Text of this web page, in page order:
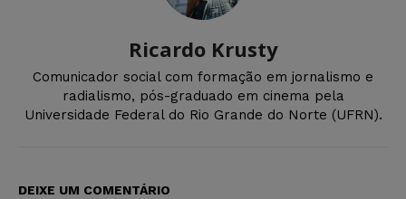
Ricardo Krusty
Comunicador social com formação em jornalismo e
radialismo, pós-graduado em cinema pela
Universidade Federal do Rio Grande do Norte (UFRN).
DEIXE UM COMENTÁRIO